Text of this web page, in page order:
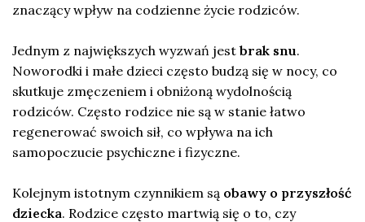
znaczący wpływ na codzienne życie rodziców.
Jednym z największych wyzwań jest brak snu.
Noworodki i małe dzieci często budzą się w nocy, co
skutkuje zmęczeniem i obniżoną wydolnością
rodziców. Często rodzice nie są w stanie łatwo
regenerować swoich sił, co wpływa na ich
samopoczucie psychiczne i fizyczne.
Kolejnym istotnym czynnikiem są obawy o przyszłość
dziecka. Rodzice często martwią się o to, czy